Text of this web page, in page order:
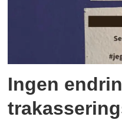
Ingen